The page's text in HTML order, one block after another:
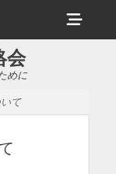
ヘ
ッ
サ
会
めに
て